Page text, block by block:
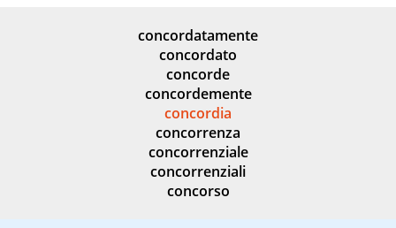
concordatamente
concordato
concorde
concordemente
concordia
concorrenza
concorrenziale
concorrenziali
concorso